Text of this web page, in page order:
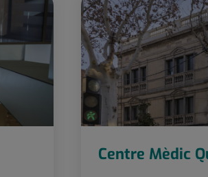
Centre Mèdic